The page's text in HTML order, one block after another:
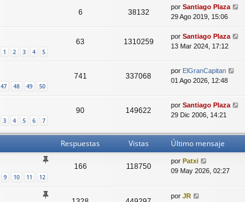
6 38132
por Santiago Plaza
29 Ago 2019, 15:06
1 2 3 4 5
63 1310259
por Santiago Plaza
13 Mar 2024, 17:12
47 48 49 50
741 337068
por ElGranCapitan
01 Ago 2026, 12:48
3 4 5 6 7
90 149622
por Santiago Plaza
29 Dic 2006, 14:21
Respuestas Vistas Último mensaje
9 10 11 12
166 118750
por Patxi
09 May 2026, 02:27
por JR